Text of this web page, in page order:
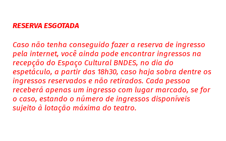
RESERVA ESGOTADA
Caso não tenha conseguido fazer a reserva de ingresso
pela internet, você ainda pode encontrar ingressos na
recepção do Espaço Cultural BNDES, no dia do
espetáculo, a partir das 18h30, caso haja sobra dentre os
ingressos reservados e não retirados. Cada pessoa
receberá apenas um ingresso com lugar marcado, se for
o caso, estando o número de ingressos disponíveis
sujeito à lotação máxima do teatro.